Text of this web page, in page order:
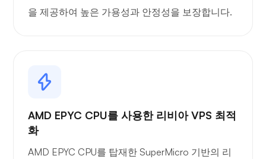
을 제공하여 높은 가용성과 안정성을 보장합니다.
AMD EPYC CPU를 사용한 리비아 VPS 최적
화
AMD EPYC CPU를 탑재한 SuperMicro 기반의 리